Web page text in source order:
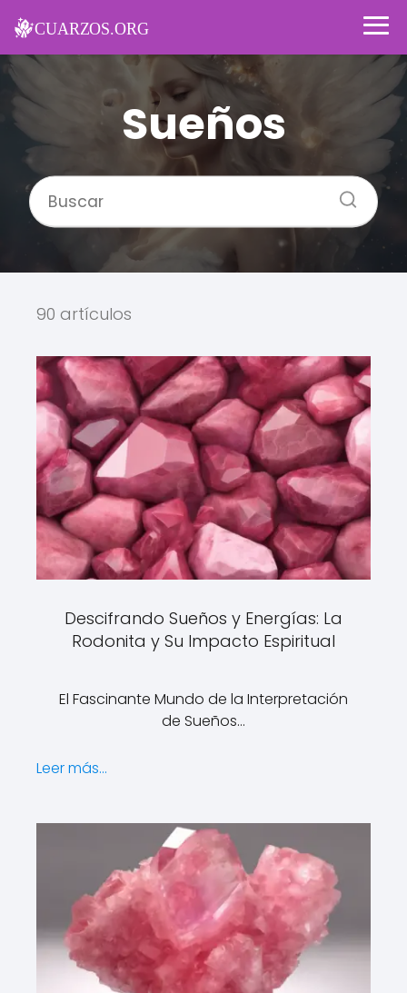
Sueños
90 artículos
Descifrando Sueños y Energías: La
Rodonita y Su Impacto Espiritual
El Fascinante Mundo de la Interpretación
de Sueños…
Leer más...